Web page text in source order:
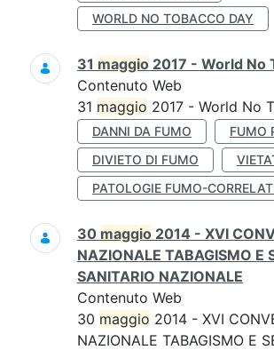
WORLD NO TOBACCO DAY
31 maggio 2017 - World No
Contenuto Web
31 maggio 2017 - World No
DANNI DA FUMO
FUMO
DIVIETO DI FUMO
PATOLOGIE FUMO-
30 maggio 2014 - XVI
NAZIONALE TABAGISMO E
SANITARIO NAZIONALE
Contenuto Web
30 maggio 2014 - XVI
NAZIONALE TABAGISMO E